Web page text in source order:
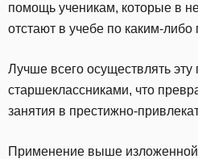
помощь ученикам, которые в
отстают в учебе по каким-либо
Лучше всего осуществлять
старшеклассниками, что
занятия в престижно-
Применение выше